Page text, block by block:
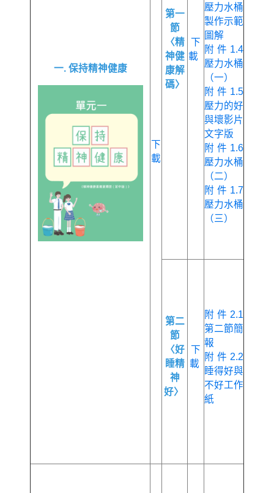
一. 保持精神健康
下
載
第一
節
〈精
神健
康解
碼〉
下
載
壓力水桶
製作示範
圖解
附件1.4
壓力水桶
（一）
附件1.5
壓力的好
與壞影片
文字版
附件1.6
壓力水桶
（二）
附件1.7
壓力水桶
（三）
第二
節
〈好
睡精
神
好〉
下
載
附件2.1
第二節簡
報
附件2.2
睡得好與
不好工作
紙